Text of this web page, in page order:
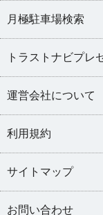
月極駐車場検索
トラストナビプレ
運営会社について
利用規約
サイトマップ
お問い合わせ